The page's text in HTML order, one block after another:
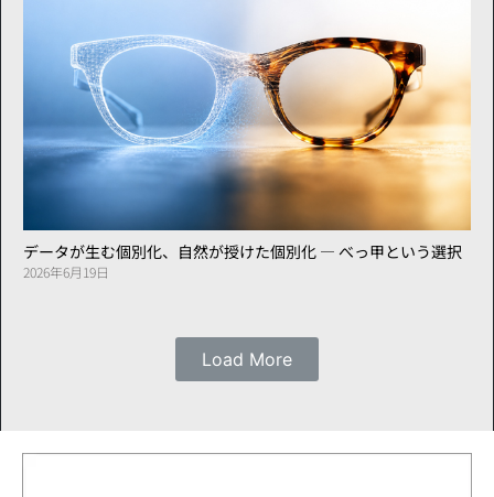
データが生む個別化、自然が授けた個別化 ― べっ甲という選択
2026年6月19日
Load More